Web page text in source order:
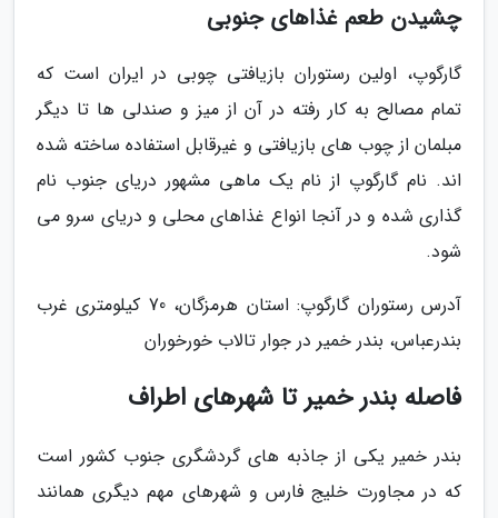
چشیدن طعم غذاهای جنوبی
گارگوپ، اولین رستوران بازیافتی چوبی در ایران است که
تمام مصالح به کار رفته در آن از میز و صندلی ها تا دیگر
مبلمان از چوب های بازیافتی و غیرقابل استفاده ساخته شده
اند. نام گارگوپ از نام یک ماهی مشهور دریای جنوب نام
گذاری شده و در آنجا انواع غذاهای محلی و دریای سرو می
شود.
آدرس رستوران گارگوپ: استان هرمزگان، 70 کیلومتری غرب
بندرعباس، بندر خمیر در جوار تالاب خورخوران
فاصله بندر خمیر تا شهرهای اطراف
بندر خمیر یکی از جاذبه های گردشگری جنوب کشور است
که در مجاورت خلیج فارس و شهرهای مهم دیگری همانند